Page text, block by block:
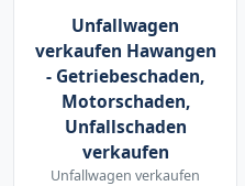
Unfallwagen
verkaufen Hawangen
- Getriebeschaden,
Motorschaden,
Unfallschaden
verkaufen
Unfallwagen verkaufen